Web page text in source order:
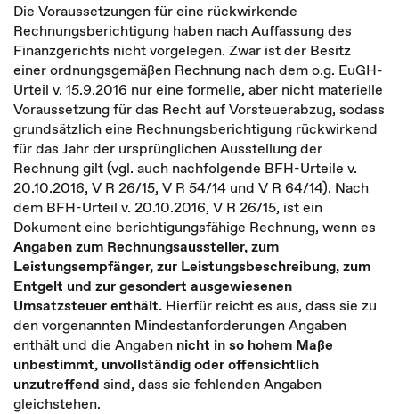
Die Voraussetzungen für eine rückwirkende
Rechnungsberichtigung haben nach Auffassung des
Finanzgerichts nicht vorgelegen. Zwar ist der Besitz
einer ordnungsgemäßen Rechnung nach dem o.g. EuGH-
Urteil v. 15.9.2016 nur eine formelle, aber nicht materielle
Voraussetzung für das Recht auf Vorsteuerabzug, sodass
grundsätzlich eine Rechnungsberichtigung rückwirkend
für das Jahr der ursprünglichen Ausstellung der
Rechnung gilt (vgl. auch nachfolgende BFH-Urteile v.
20.10.2016, V R 26/15, V R 54/14 und V R 64/14). Nach
dem BFH-Urteil v. 20.10.2016, V R 26/15, ist ein
Dokument eine berichtigungsfähige Rechnung, wenn es
Angaben zum Rechnungsaussteller, zum
Leistungsempfänger, zur Leistungsbeschreibung, zum
Entgelt und zur gesondert ausgewiesenen
Umsatzsteuer enthält. Hierfür reicht es aus, dass sie zu
den vorgenannten Mindestanforderungen Angaben
enthält und die Angaben nicht in so hohem Maße
unbestimmt, unvollständig oder offensichtlich
unzutreffend sind, dass sie fehlenden Angaben
gleichstehen.